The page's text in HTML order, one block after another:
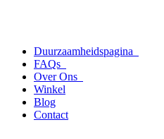
Duurzaamheidspagina
FAQs
Over Ons
Winkel
Blog
Contact